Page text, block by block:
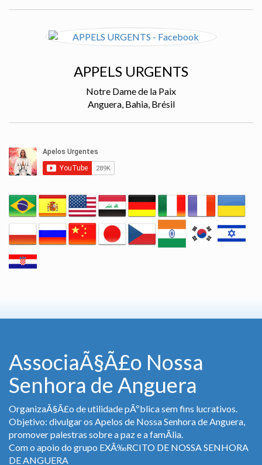
APPELS URGENTS
Notre Dame de la Paix
Anguera, Bahia, Brésil
AssociaÃ§Ã£o Nossa
Senhora de Anguera
OrganizaÃ§Ã£o de utilidade pÃºblica sem fins lucrativos.
Objetivo: divulgar os Apelos de Nossa Senhora de Anguera,
promover palestras sobre a paz e a famÃ­lia.
Com o apoio do grupo EXÃ‰RCITO DE NOSSA SENHORA
DE ANGUERA